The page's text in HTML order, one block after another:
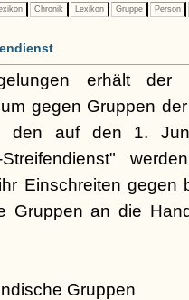
Chronik Lexikon Gruppe Person
erhält der
gegen Gruppen
den auf den 1.
Einschreiten gegen
Gruppen an die
Gruppen